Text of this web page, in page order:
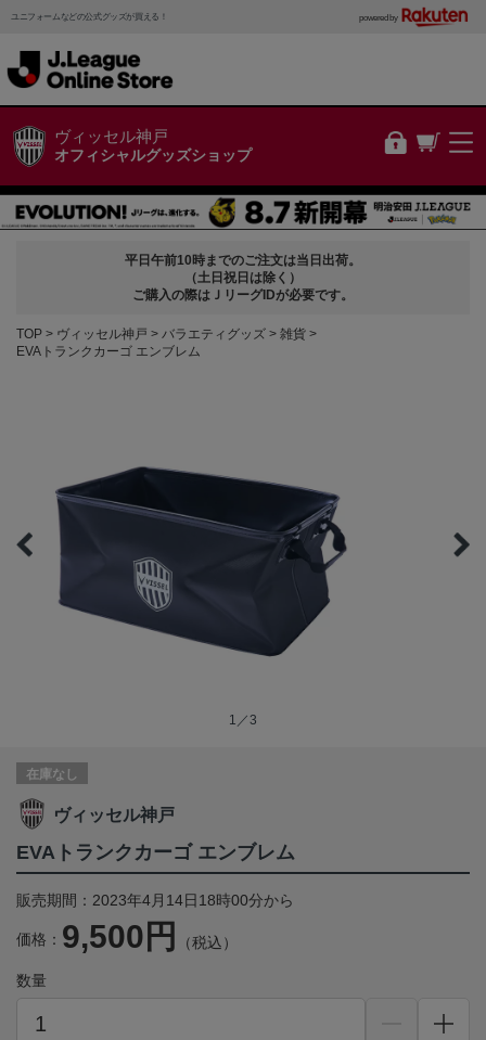
ユニフォームなどの公式グッズが買える！ powered by
ヴィッセル神戸
オフィシャルグッズショップ
平日午前10時までのご注文は当日出荷。
（土日祝日は除く）
ご購入の際はＪリーグIDが必要です。
TOP ヴィッセル神戸 バラエティグッズ
雑貨
EVAトランクカーゴ エンブレム
1／3
在庫なし
ヴィッセル神戸
EVAトランクカーゴ エンブレム
販売期間：2023年4月14日18時00分から
価格： 9,500円 （税込）
数量